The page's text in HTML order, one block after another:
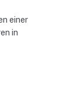
einer
in